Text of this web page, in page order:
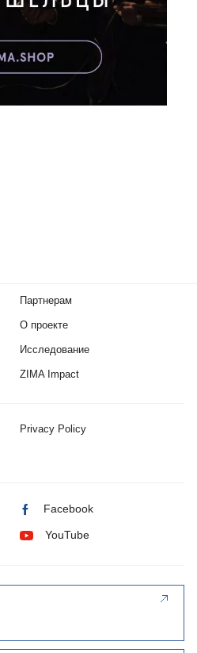
Партнерам
О проекте
Исследование
ZIMA Impact
Privacy Policy
Facebook
YouTube